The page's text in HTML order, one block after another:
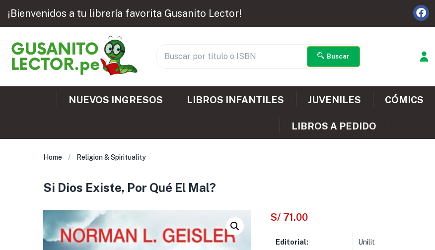
¡Bienvenidos a tu librería favorita Gusanito Lector!
Buscar
NUEVOS INGRESOS LIBROS INFANTILES JUVENILES CÓMICS
LIBROS A PEDIDO
Home Religion & Spirituality
Si Dios Existe, Por Qué El Mal?
S/71.00
Editorial: Unilit